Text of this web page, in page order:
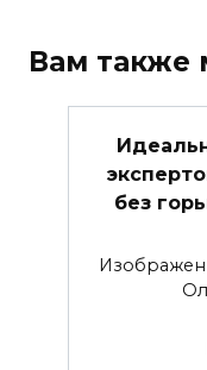
Вам также
без